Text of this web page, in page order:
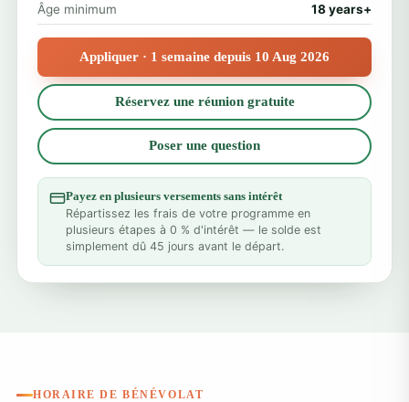
Âge minimum 18 years+
Appliquer · 1 semaine depuis 10 Aug 2026
Réservez une réunion gratuite
Poser une question
Payez en plusieurs versements sans intérêt
Répartissez les frais de votre programme en
plusieurs étapes à 0 % d'intérêt — le solde est
simplement dû 45 jours avant le départ.
HORAIRE DE BÉNÉVOLAT